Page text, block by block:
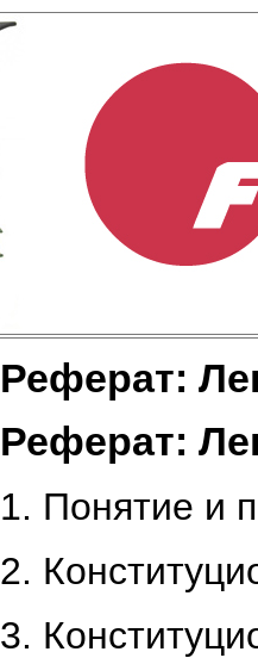
Реферат:
Реферат:
1. Понятие и
2.
3.